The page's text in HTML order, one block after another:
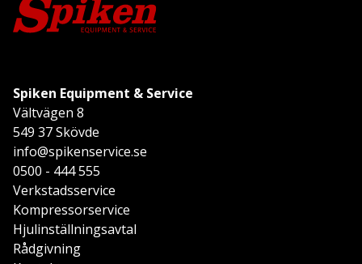
Spiken Equipment & Service
Vältvägen 8
549 37 Skövde
info@spikenservice.se
0500 - 444 555
Verkstadsservice
Kompressorservice
Hjulinställningsavtal
Rådgivning